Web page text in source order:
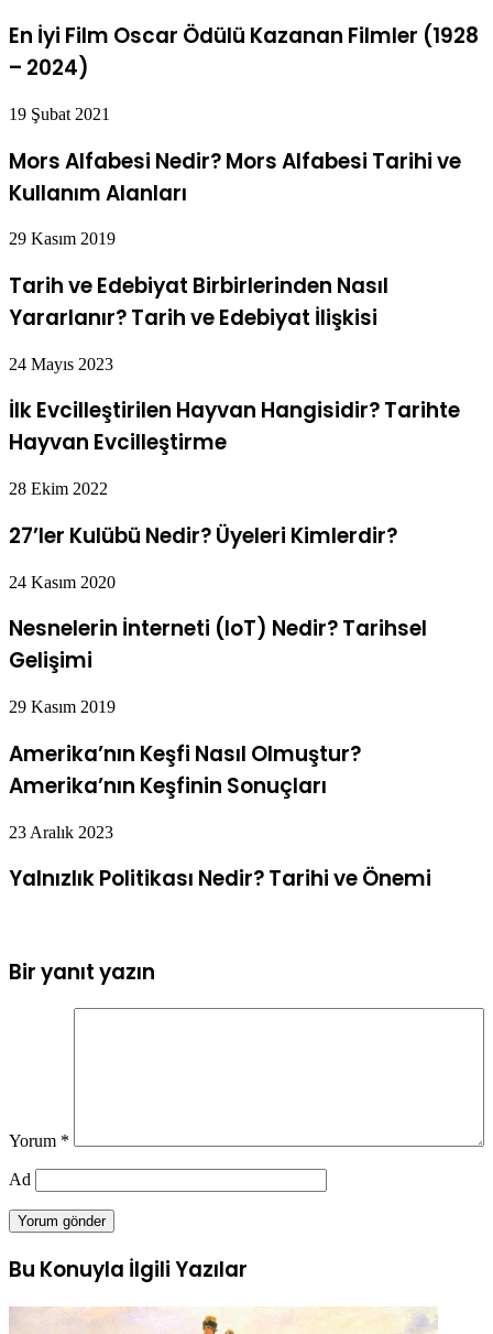
En İyi Film Oscar Ödülü Kazanan Filmler (1928
– 2024)
19 Şubat 2021
Mors Alfabesi Nedir? Mors Alfabesi Tarihi ve
Kullanım Alanları
29 Kasım 2019
Tarih ve Edebiyat Birbirlerinden Nasıl
Yararlanır? Tarih ve Edebiyat İlişkisi
24 Mayıs 2023
İlk Evcilleştirilen Hayvan Hangisidir? Tarihte
Hayvan Evcilleştirme
28 Ekim 2022
27’ler Kulübü Nedir? Üyeleri Kimlerdir?
24 Kasım 2020
Nesnelerin İnterneti (IoT) Nedir? Tarihsel
Gelişimi
29 Kasım 2019
Amerika’nın Keşfi Nasıl Olmuştur?
Amerika’nın Keşfinin Sonuçları
23 Aralık 2023
Yalnızlık Politikası Nedir? Tarihi ve Önemi
Bir yanıt yazın
Yorum *
Ad
Bu Konuyla İlgili Yazılar